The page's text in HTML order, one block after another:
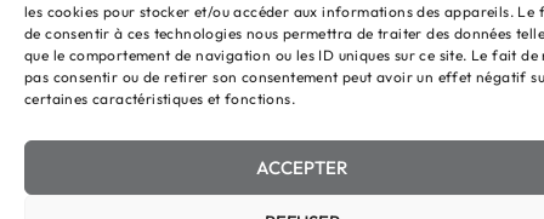
les cookies pour stocker et/ou accéder aux informations des appareils. Le
de consentir à ces technologies nous permettra de traiter des données
que le comportement de navigation ou les ID uniques sur ce site. Le fait de
pas consentir ou de retirer son consentement peut avoir un effet négatif
certaines caractéristiques et fonctions.
ACCEPTER